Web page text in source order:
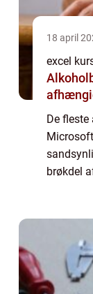
18 april
excel
De
brøkdel